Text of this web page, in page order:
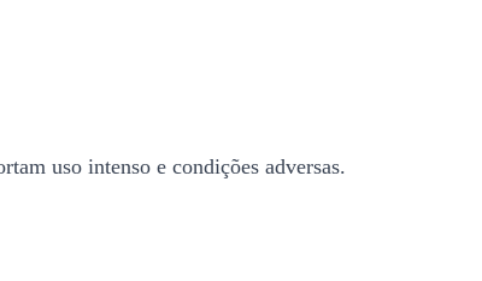
uso intenso e condições adversas.